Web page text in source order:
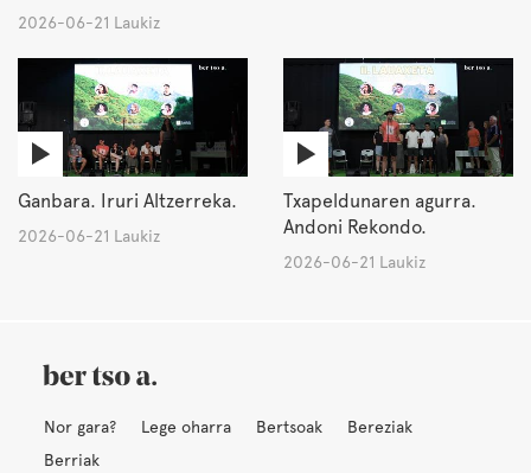
2026-06-21 Laukiz
Ganbara. Iruri Altzerreka.
2026-06-21 Laukiz
Txapeldunaren agurra.
Andoni Rekondo.
2026-06-21 Laukiz
Nor gara? Lege oharra Bertsoak
Bereziak
Berriak